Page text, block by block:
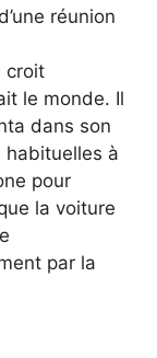
réunion
croit
le monde. Il
dans son
à
pour
la voiture
par la